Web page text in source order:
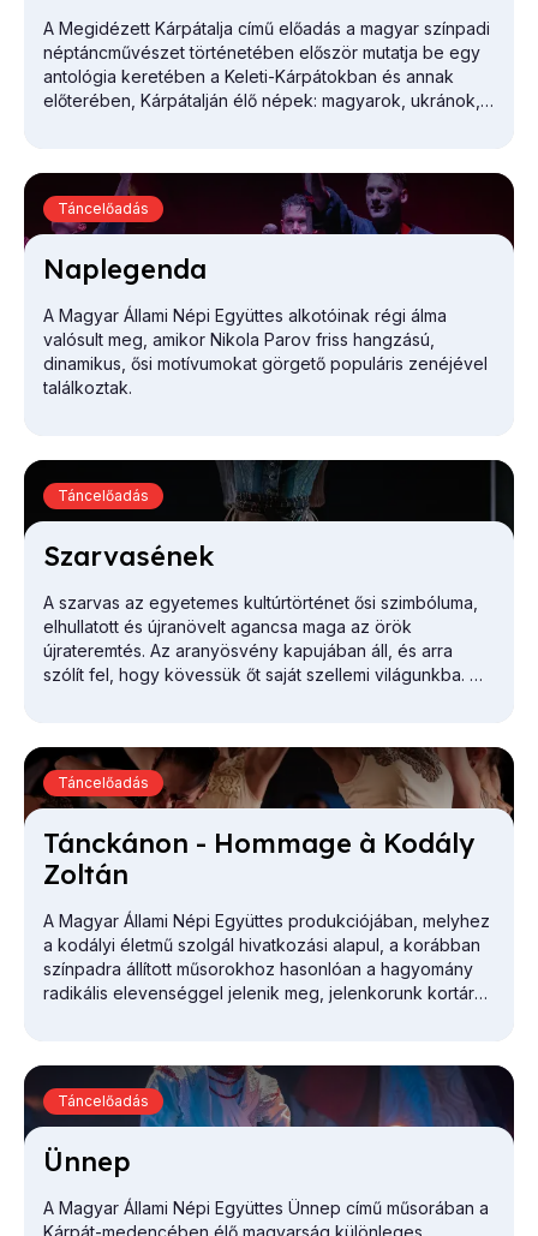
A Megidézett Kárpátalja című előadás a magyar színpadi
néptáncművészet történetében először mutatja be egy
antológia keretében a Keleti-Kárpátokban és annak
előterében, Kárpátalján élő népek: magyarok, ukránok,
Nap­le­gen­da
A Magyar Állami Népi Együttes alkotóinak régi álma
valósult meg, amikor Nikola Parov friss hangzású,
dinamikus, ősi motívumokat görgető populáris zenéjével
találkoztak.
Táncelőadás
Szar­va­sé­nek
A szarvas az egyetemes kultúrtörténet ősi szimbóluma,
elhullatott és újranövelt agancsa maga az örök
újrateremtés. Az aranyösvény kapujában áll, és arra
szólít fel, hogy kövessük őt saját szellemi világunkba. Ő
rá vadászót.
Táncelőadás
Tánc­ká­non - Hom­mage à Ko­dály
Zol­tán
A Magyar Állami Népi Együttes produkciójában, melyhez
a kodályi életmű szolgál hivatkozási alapul, a korábban
színpadra állított műsorokhoz hasonlóan a hagyomány
radikális elevenséggel jelenik meg, jelenkorunk kortárs
Táncelőadás
Ün­nep
A Magyar Állami Népi Együttes Ünnep című műsorában a
Kárpát-medencében élő magyarság különleges
Táncelőadás